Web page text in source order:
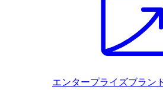
エンタープライズブラン